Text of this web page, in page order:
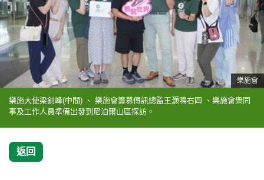
樂施會
樂施大使梁釗峰(中間) 、 樂施會籌募傳訊總監王灝鳴右四 、樂施會衆同
事及工作人員準備出發到尼泊爾山區探訪。
返回